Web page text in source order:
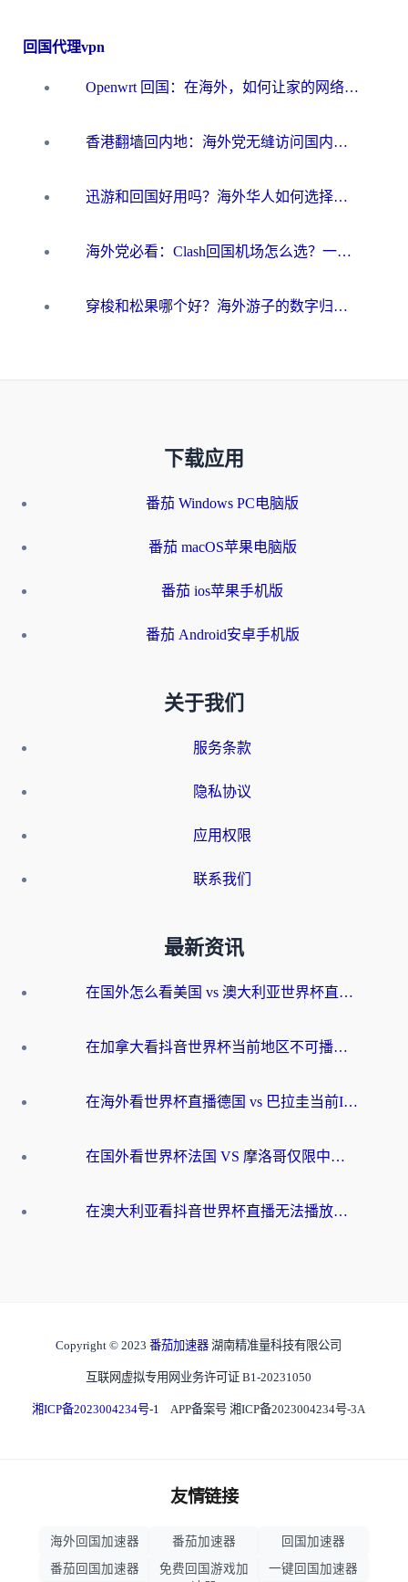
回国代理vpn
Openwrt 回国：在海外，如何让家的网络触手可及
香港翻墙回内地：海外党无缝访问国内资源的加速器选择全攻略
迅游和回国好用吗？海外华人如何选择靠谱的回国加速器
海外党必看：Clash回国机场怎么选？一篇搞定无缝访问国内资源的全攻略
穿梭和松果哪个好？海外游子的数字归乡路，到底该怎么选
下载应用
番茄 Windows PC电脑版
番茄 macOS苹果电脑版
番茄 ios苹果手机版
番茄 Android安卓手机版
关于我们
服务条款
隐私协议
应用权限
联系我们
最新资讯
在国外怎么看美国 vs 澳大利亚世界杯直播？海外党必藏的中文解说观赛指南
在加拿大看抖音世界杯当前地区不可播放？海外党体育观赛终极指南
在海外看世界杯直播德国 vs 巴拉圭当前IP受限制？这篇指南帮你轻松解决地区限制
在国外看世界杯法国 VS 摩洛哥仅限中国大陆？别让地域限制拦下你的欢呼
在澳大利亚看抖音世界杯直播无法播放？海外党体育观赛终极指南来了！
Copyright © 2023 番茄加速器 湖南精准量科技有限公司
互联网虚拟专用网业务许可证 B1-20231050
湘ICP备2023004234号-1 APP备案号 湘ICP备2023004234号-3A
友情链接
海外回国加速器 番茄加速器
回国加速器
番茄回国加速器
免费回国游戏加
一键回国加速器